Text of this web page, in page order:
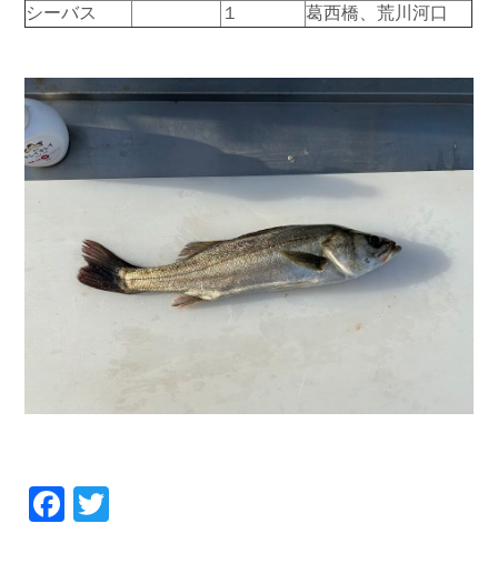
Blog
Contact us Company
採用情報
シーバス
１ 葛西橋、荒川河口
Facebook